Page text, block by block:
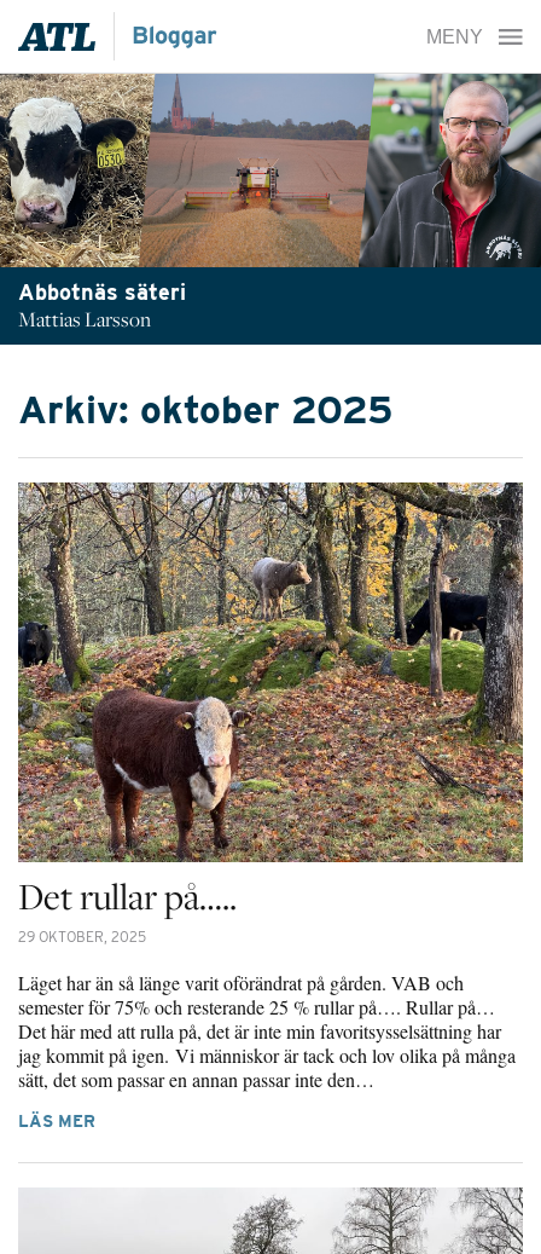
Abbotnäs säteri
Mattias Larsson
Arkiv: oktober 2025
Det rullar på…..
29 OKTOBER, 2025
Läget har än så länge varit oförändrat på gården. VAB och
semester för 75% och resterande 25 % rullar på…. Rullar på…
Det här med att rulla på, det är inte min favoritsysselsättning har
jag kommit på igen. Vi människor är tack och lov olika på många
sätt, det som passar en annan passar inte den…
LÄS MER